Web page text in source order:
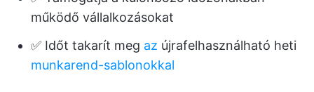
működő vállalkozásokat
✅ Időt takarít meg az újrafelhasználható heti
munkarend-sablonokkal